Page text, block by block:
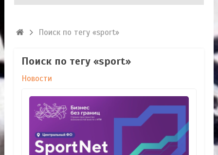
Поиск по тегу «sport»
Поиск по тегу «sport»
Новости